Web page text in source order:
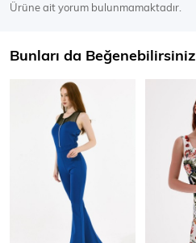
Ürüne ait yorum bulunmamaktadır.
Bunları da Beğenebilirsiniz